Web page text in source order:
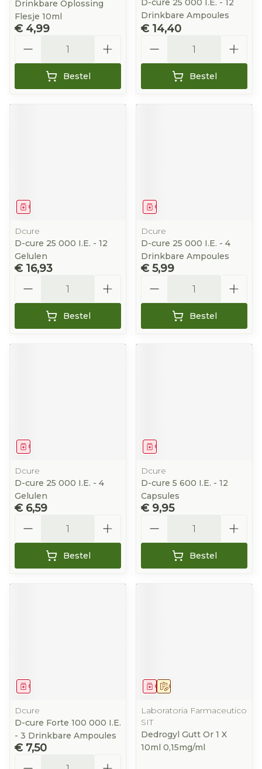
Drinkbare Oplossing
Flesje 10ml
€ 4,99
Bestel
D-cure 25 000 I.E. - 12
Drinkbare Ampoules
€ 14,40
Bestel
Geneesmiddel
Dcure
D-cure 25 000 I.E. - 12
Gelulen
€ 16,93
Bestel
Geneesmiddel
Dcure
D-cure 25 000 I.E. - 4
Drinkbare Ampoules
€ 5,99
Bestel
Geneesmiddel
Dcure
D-cure 25 000 I.E. - 4
Gelulen
€ 6,59
Bestel
Geneesmiddel
Dcure
D-cure 5 600 I.E. - 12
Capsules
€ 9,95
Bestel
Geneesmiddel
Dcure
D-cure Forte 100 000 I.E.
- 3 Drinkbare Ampoules
€ 7,50
Op voorschrift
Geneesmiddel
Laboratoria Farmaceutico
SIT
Dedrogyl Gutt Or 1 X
10ml 0,15mg/ml